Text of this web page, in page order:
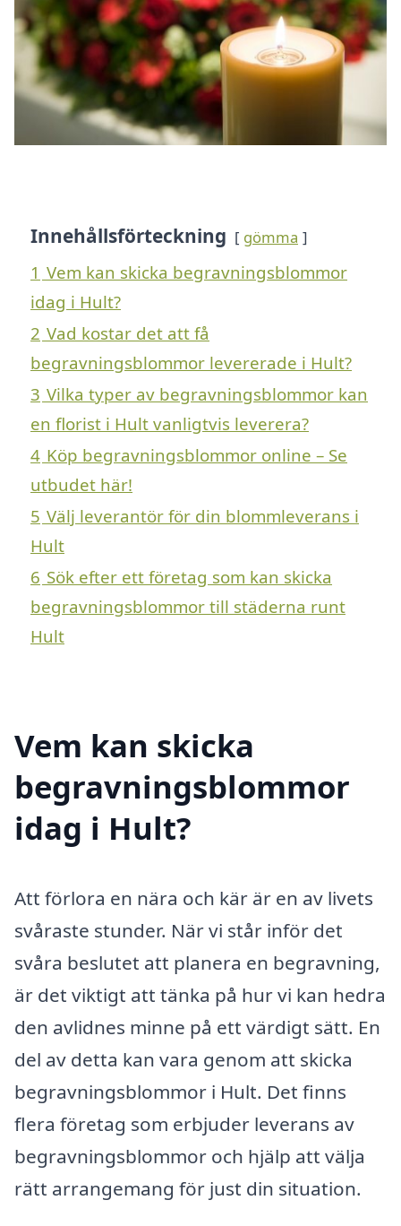
Innehållsförteckning gömma
1 Vem kan skicka begravningsblommor
idag i Hult?
2 Vad kostar det att få
begravningsblommor levererade i Hult?
3 Vilka typer av begravningsblommor kan
en florist i Hult vanligtvis leverera?
4 Köp begravningsblommor online – Se
utbudet här!
5 Välj leverantör för din blommleverans i
Hult
6 Sök efter ett företag som kan skicka
begravningsblommor till städerna runt
Hult
Vem kan skicka
begravningsblommor
idag i Hult?
Att förlora en nära och kär är en av livets
svåraste stunder. När vi står inför det
svåra beslutet att planera en begravning,
är det viktigt att tänka på hur vi kan hedra
den avlidnes minne på ett värdigt sätt. En
del av detta kan vara genom att skicka
begravningsblommor i Hult. Det finns
flera företag som erbjuder leverans av
begravningsblommor och hjälp att välja
rätt arrangemang för just din situation.